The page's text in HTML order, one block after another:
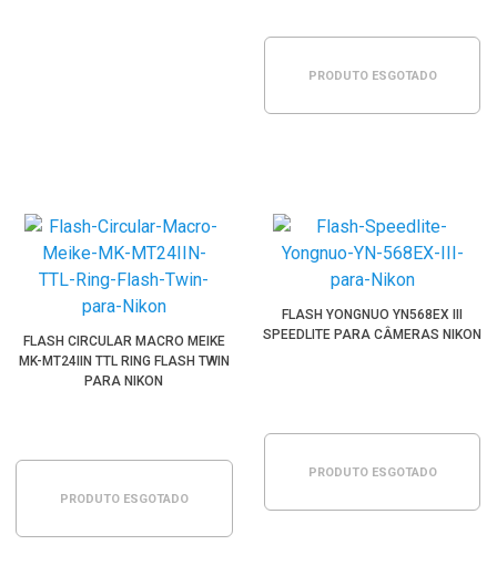
PRODUTO ESGOTADO
FLASH CIRCULAR MACRO MEIKE
MK-MT24IIN TTL RING FLASH TWIN
PARA NIKON
PRODUTO ESGOTADO
FLASH YONGNUO YN568EX III
SPEEDLITE PARA CÂMERAS NIKON
PRODUTO ESGOTADO